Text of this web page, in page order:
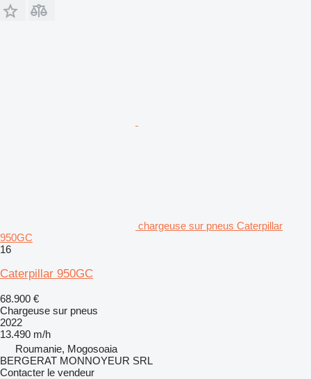
chargeuse sur pneus Caterpillar
950GC
16
Caterpillar 950GC
68.900 €
Chargeuse sur pneus
2022
13.490 m/h
Roumanie, Mogosoaia
BERGERAT MONNOYEUR SRL
Contacter le vendeur